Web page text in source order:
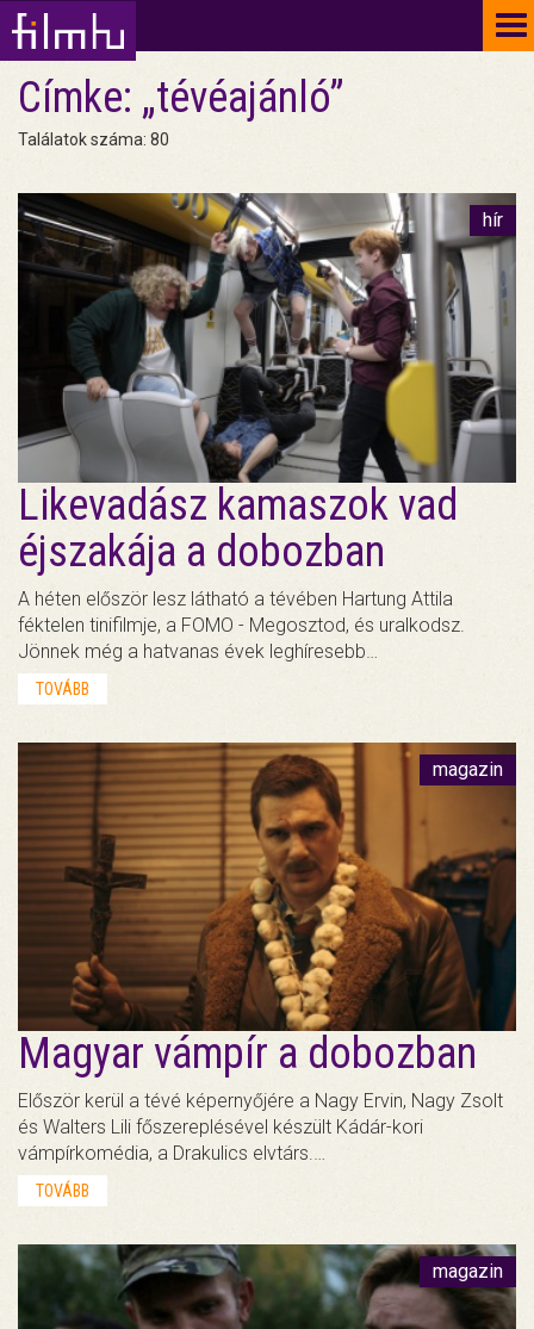
Címke: „tévéajánló”
Találatok száma: 80
hír
Likevadász kamaszok vad
éjszakája a dobozban
A héten először lesz látható a tévében Hartung Attila
féktelen tinifilmje, a FOMO - Megosztod, és uralkodsz.
Jönnek még a hatvanas évek leghíresebb…
TOVÁBB
magazin
Magyar vámpír a dobozban
Először kerül a tévé képernyőjére a Nagy Ervin, Nagy Zsolt
és Walters Lili főszereplésével készült Kádár-kori
vámpírkomédia, a Drakulics elvtárs.…
TOVÁBB
magazin